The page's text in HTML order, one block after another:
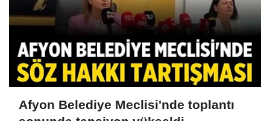
Afyon Belediye Meclisi'nde toplantı